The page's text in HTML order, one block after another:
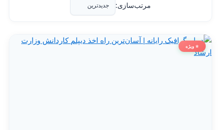
مرتب‌سازی:
⭐ ویژه